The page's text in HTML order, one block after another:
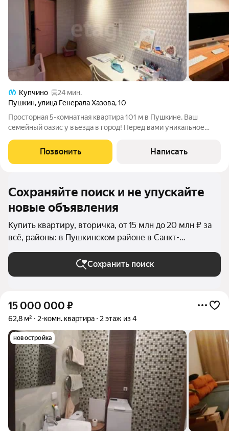
Купчино
24 мин.
Пушкин,улица Генерала Хазова,10
Просторная 5-комнатная квартира 101 м в Пушкине. Ваш
семейный оазис у въезда в город! Перед вами уникальное
площадью 101 кв.м. Это не просто жилье, это готовая среда для
счастливой жизни. Почему
Позвонить Написать
Сохраняйте поиск и не упускайте
новые объявления
Купить квартиру, вторичка, от 15 млн до 20 млн ₽ за
всё, районы: в Пушкинском районе в Санкт-
Петербурге и ЛО
Сохранить поиск
15 000 000 ₽
62,8 м² 2-комн. квартира 2 этаж из 4
новостройка